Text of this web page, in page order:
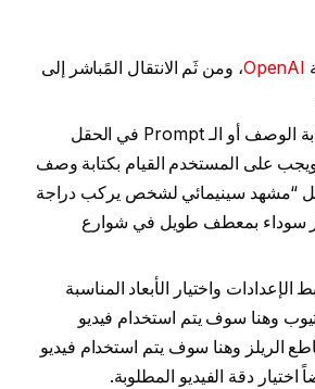
OpenAI، ومن ثَم الانتقال المًباشر إلى
الآن يحين دور كتابة الوصف أو الـ Prompt في الحقل
على المستخدم القيام بكتابة وصف
“مشهد سينيمائي لشخص يركب دراجة
سوداء بمعطف طويل في شوارع
الإعدادات واختيار الأبعاد المناسبة
وهنا سوف يتم استخدام فيديو
الريلز وهنا سوف يتم استخدام فيديو
اختيار دقة الفيديو المطلوبة.